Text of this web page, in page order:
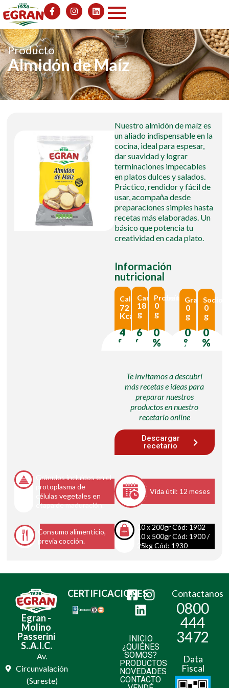
Producto
Almidón de Maíz
Nuestro almidón de maíz es
un aliado indispensable en la
cocina, ideal para espesar,
dar suavidad y lograr
terminaciones impecables
en platos dulces y salados.
Práctico, rendidor y fácil de
usar, acompaña desde
preparaciones simples hasta
recetas más elaboradas. Un
básico que potencia tu
creatividad en cada plato.
Información
nutricional
Calorías
72
Kcal
4
%
Carbohidratos
18
g
6
%
Proteínas
0
g
0
%
Grasas
0
g
0
%
Sodio
0
g
0
%
Te invitamos a descubrí
más recetas e ideas para
preparar nuestros
productos en nuestro
recetario online
Descargar
recetario
Gránulos incluidos en el
protoplasma de
células vegetales en
etapa de maduración.
Vida útil: 12 meses
Consumo alimenticio,
previa cocción.
10 x 200gr Cód: 1902
10 x 500gr Cód: 1900 /
25kg Cód: 1930
Egran -
Molino
Passerini
S..A.I.C.
Av.
Circunvalación
(Sureste)
CERTIFICACIONES:
INICIO
¿QUIÉNES
SOMOS?
PRODUCTOS
NOVEDADES
CONTACTO
Contactanos
0800
444
3472
Data
Fiscal